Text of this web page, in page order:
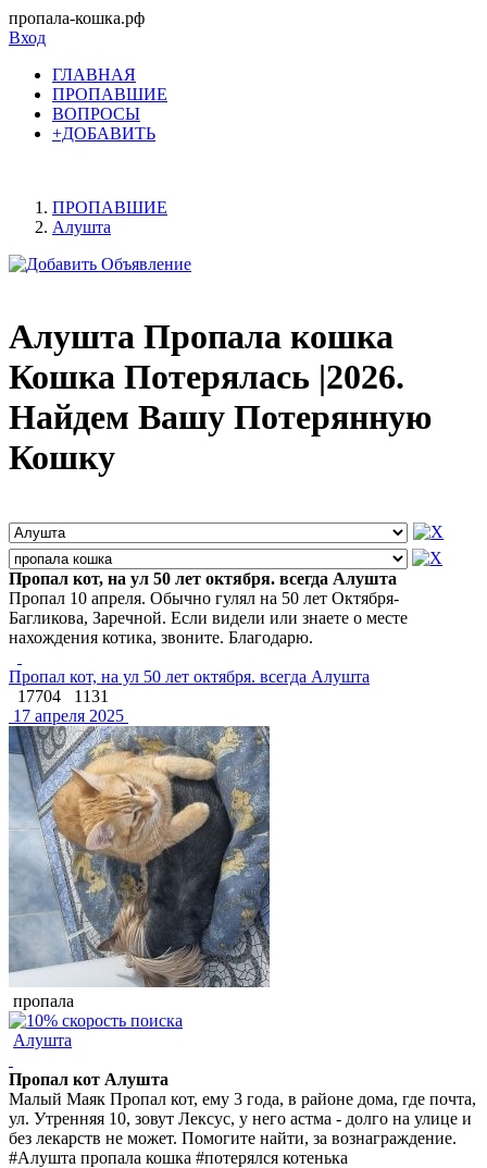
пропала-кошка.рф
Вход
ГЛАВНАЯ
ПРОПАВШИЕ
ВОПРОСЫ
+ДОБАВИТЬ
ПРОПАВШИЕ
Алушта
Алушта Пропала кошка
Кошка Потерялась |2026.
Найдем Вашу Потерянную
Кошку
Пропал кот, на ул 50 лет октября. всегда Алушта
Пропал 10 апреля. Обычно гулял на 50 лет Октября-
Багликова, Заречной. Если видели или знаете о месте
нахождения котика, звоните. Благодарю.
Пропал кот, на ул 50 лет октября. всегда Алушта
17704
1131
17 апреля 2025
пропала
Алушта
Пропал кот Алушта
Малый Маяк Пропал кот, ему 3 года, в районе дома, где почта,
ул. Утренняя 10, зовут Лексус, у него астма - долго на улице и
без лекарств не может. Помогите найти, за вознаграждение.
#Алушта пропала кошка #потерялся котенька